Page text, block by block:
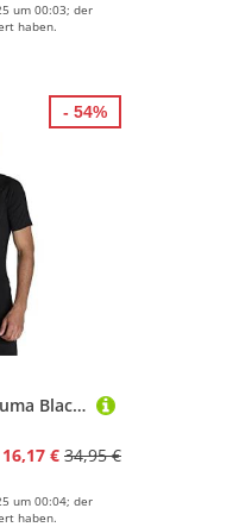
um 00:03; der
haben.
PUMA Herren Shirt, Puma Black, EU 44-46
16,17 € 34,95 €
um 00:04; der
haben.
- 54%